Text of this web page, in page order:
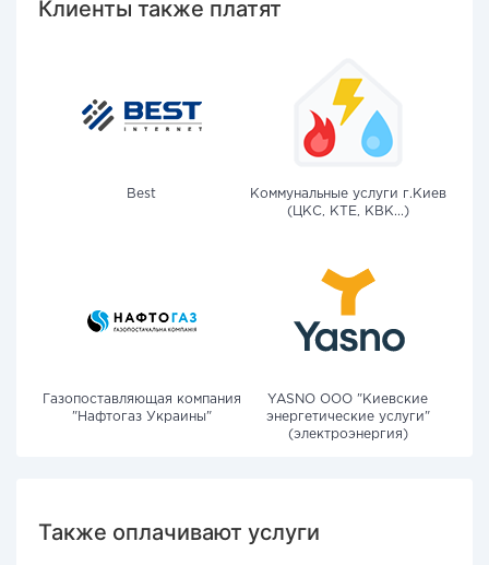
Клиенты также платят
Best
Коммунальные услуги г.Киев
(ЦКС, КТЕ, КВК...)
Газопоставляющая компания
"Нафтогаз Украины"
YASNO OOO "Киевские
энергетические услуги"
(электроэнергия)
Также оплачивают услуги